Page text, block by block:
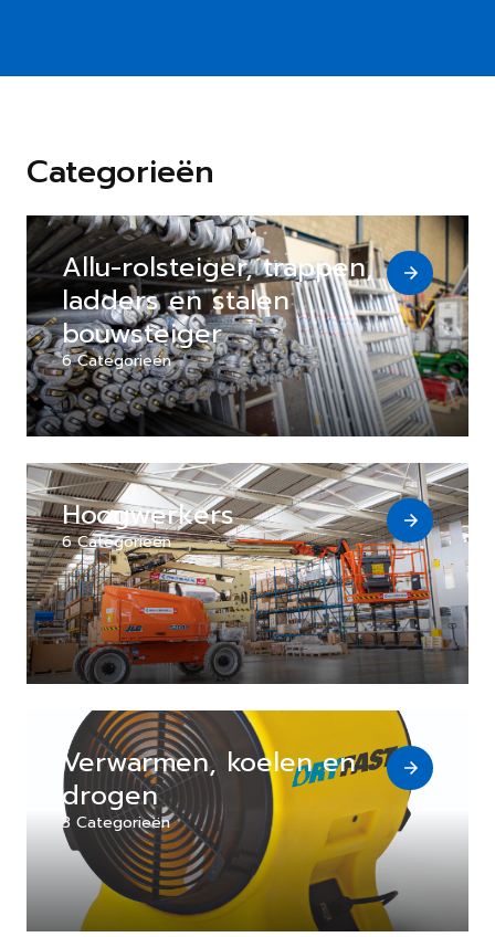
Categorieën
Allu-rolsteiger, trappen,
ladders en stalen
bouwsteiger
6 Categorieën
Hoogwerkers
6 Categorieën
Verwarmen, koelen en
drogen
3 Categorieën